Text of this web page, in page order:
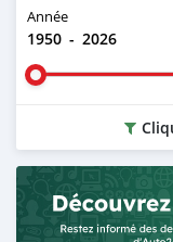
Année
1950 - 2026